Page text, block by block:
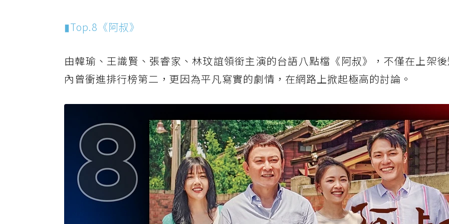
▮Top.8《阿叔》
由韓瑜、王識賢、張睿家、林玟誼領銜主演的台語八點檔《阿叔》，不僅在上架
內曾衝進排行榜第二，更因為平凡寫實的劇情，在網路上掀起極高的討論。